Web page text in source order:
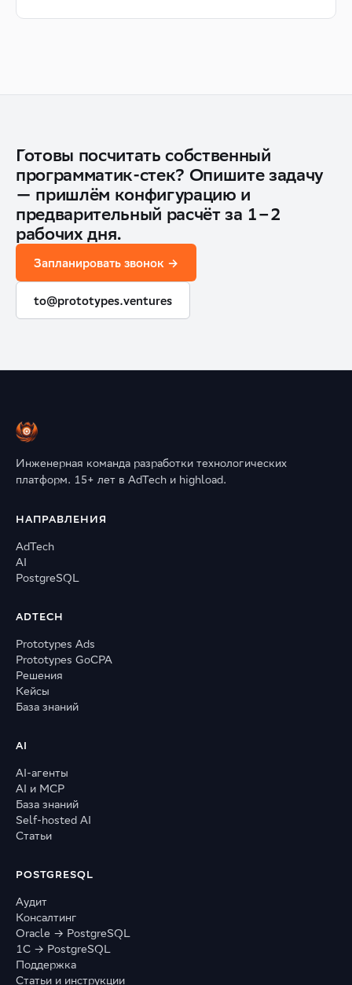
Готовы посчитать собственный
программатик-стек? Опишите задачу
— пришлём конфигурацию и
предварительный расчёт за 1–2
рабочих дня.
Запланировать звонок →
to@prototypes.ventures
Инженерная команда разработки технологических
платформ. 15+ лет в AdTech и highload.
НАПРАВЛЕНИЯ
AdTech
AI
PostgreSQL
ADTECH
Prototypes Ads
Prototypes GoCPA
Решения
Кейсы
База знаний
AI
AI-агенты
AI и MCP
База знаний
Self-hosted AI
Статьи
POSTGRESQL
Аудит
Консалтинг
Oracle → PostgreSQL
1С → PostgreSQL
Поддержка
Статьи и инструкции